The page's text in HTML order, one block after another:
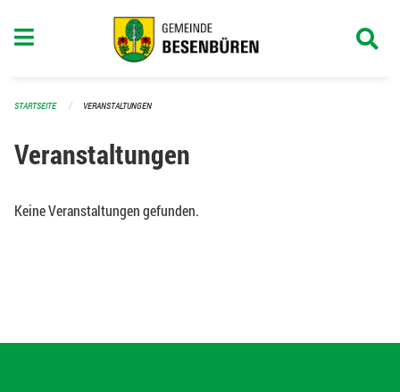
STARTSEITE VERANSTALTUNGEN
Veranstaltungen
Keine Veranstaltungen gefunden.